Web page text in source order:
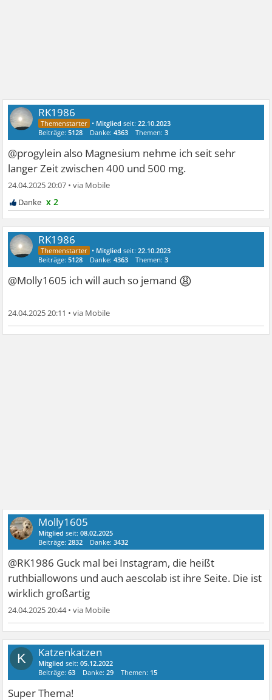
RK1986
• Mitglied seit:22.10.2023
Beiträge:5128 Danke:4363 Themen:3
@progylein also Magnesium nehme ich seit sehr
langer Zeit zwischen 400 und 500 mg.
24.04.2025 20:07 •
x 2
RK1986
• Mitglied seit:22.10.2023
Beiträge:5128 Danke:4363 Themen:3
@Molly1605 ich will auch so jemand 😩
24.04.2025 20:11 •
Molly1605
Mitglied seit:08.02.2025
Beiträge:2832 Danke:3432
@RK1986 Guck mal bei Instagram, die heißt
ruthbiallowons und auch aescolab ist ihre Seite. Die ist
wirklich großartig
24.04.2025 20:44•
K Katzenkatzen
Mitglied seit:05.12.2022
Beiträge:63 Danke:29 Themen: 15
Super Thema!